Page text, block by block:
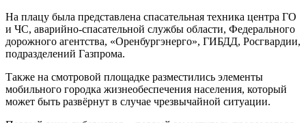
На плацу была представлена спасательная техника центра ГО
и ЧС, аварийно-спасательной службы области, Федерального
дорожного агентства, «Оренбургэнерго», ГИБДД, Росгвардии,
подразделений Газпрома.
Также на смотровой площадке разместились элементы
мобильного городка жизнеобеспечения населения, который
может быть развёрнут в случае чрезвычайной ситуации.